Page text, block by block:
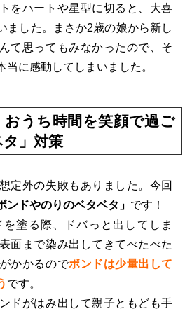
をハートや星型に切ると、大喜
ました。まさか2歳の娘から新し
て思ってもみなかったので、そ
に感動してしまいました。
おうち時間を笑顔で過ご
」対策
定外の失敗もありました。今回
ンドやのりのベタベタ」 です！
塗る際、ドバっと出してしま
面まで染み出してきてべたべた
かかるのでボンドは少量出して
です。
ドがはみ出して親子ともども手